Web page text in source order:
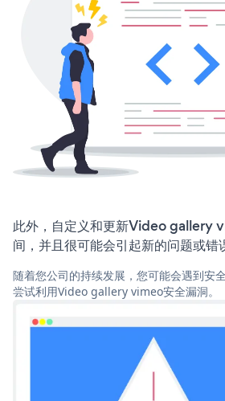
此外，自定义和更新Video gallery
间，并且很可能会引起新的问题或错
随着您公司的持续发展，您可能会遇到安
尝试利用Video gallery vimeo安全漏洞。